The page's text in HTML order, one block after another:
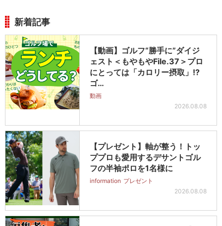
新着記事
【動画】ゴルフ“勝手に”ダイジ
ェスト＜もやもやFile.37＞プロ
にとっては「カロリー摂取」!?
ゴ…
動画
2026.08.08
【プレゼント】軸が整う！トッ
ププロも愛用するデサントゴル
フの半袖ポロを1名様に
information プレゼント
2026.08.08